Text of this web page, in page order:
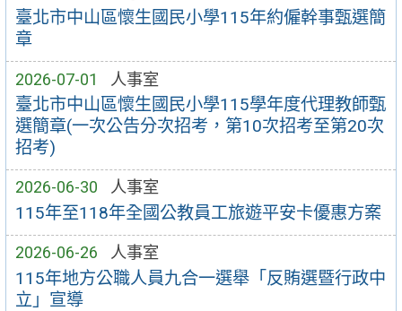
臺北市中山區懷生國民小學115年約僱幹事甄選簡
章
2026-07-01 人事室
臺北市中山區懷生國民小學115學年度代理教師甄
選簡章(一次公告分次招考，第10次招考至第20次
招考)
2026-06-30 人事室
115年至118年全國公教員工旅遊平安卡優惠方案
2026-06-26 人事室
115年地方公職人員九合一選舉「反賄選暨行政中
立」宣導